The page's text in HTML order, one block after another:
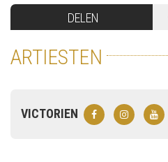
DELEN
ARTIESTEN
VICTORIEN